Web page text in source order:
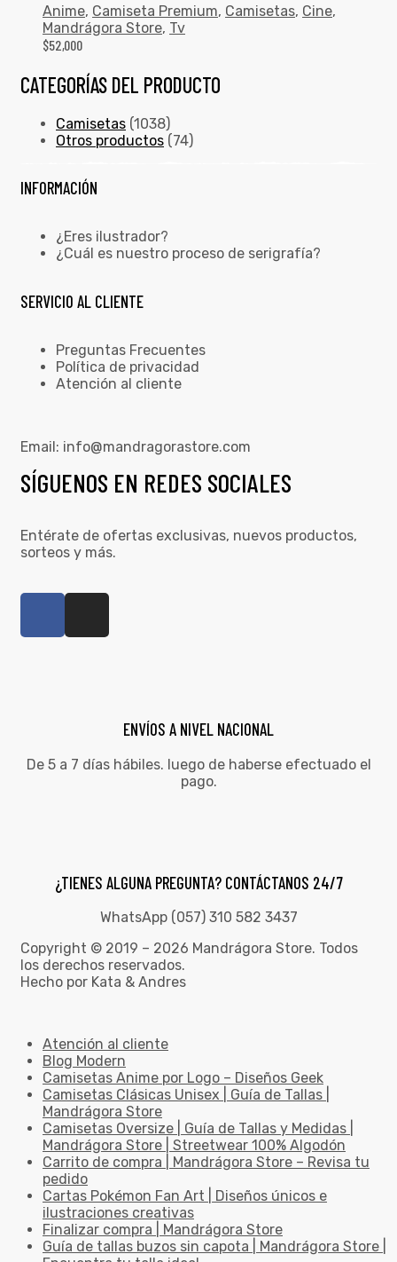
Anime, Camiseta Premium, Camisetas, Cine,
Mandrágora Store, Tv
$52,000
CATEGORÍAS DEL PRODUCTO
Camisetas (1038)
Otros productos (74)
INFORMACIÓN
¿Eres ilustrador?
¿Cuál es nuestro proceso de serigrafía?
SERVICIO AL CLIENTE
Preguntas Frecuentes
Política de privacidad
Atención al cliente
Email: info@mandragorastore.com
SÍGUENOS EN REDES SOCIALES
Entérate de ofertas exclusivas, nuevos productos,
sorteos y más.
ENVÍOS A NIVEL NACIONAL
De 5 a 7 días hábiles. luego de haberse efectuado el
pago.
¿TIENES ALGUNA PREGUNTA? CONTÁCTANOS 24/7
WhatsApp (057) 310 582 3437
Copyright © 2019 – 2026 Mandrágora Store. Todos
los derechos reservados.
Hecho por Kata & Andres
Atención al cliente
Blog Modern
Camisetas Anime por Logo – Diseños Geek
Camisetas Clásicas Unisex | Guía de Tallas |
Mandrágora Store
Camisetas Oversize | Guía de Tallas y Medidas |
Mandrágora Store | Streetwear 100% Algodón
Carrito de compra | Mandrágora Store – Revisa tu
pedido
Cartas Pokémon Fan Art | Diseños únicos e
ilustraciones creativas
Finalizar compra | Mandrágora Store
Guía de tallas buzos sin capota | Mandrágora Store |